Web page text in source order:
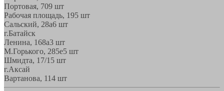
Портовая, 709 шт
Рабочая площадь, 195 шт
Сальский, 28a6 шт
г.Батайск
Ленина, 168а3 шт
М.Горького, 285е5 шт
Шмидта, 17/1 5 шт
г.Аксай
Вартанова, 114 шт